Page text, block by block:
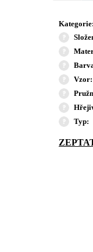
Kategorie:
Vzor:
Typ: